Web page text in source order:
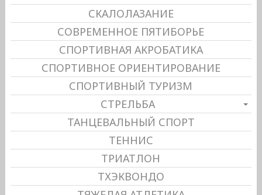
СКАЛОЛАЗАНИЕ
СОВРЕМЕННОЕ ПЯТИБОРЬЕ
СПОРТИВНАЯ АКРОБАТИКА
СПОРТИВНОЕ ОРИЕНТИРОВАНИЕ
СПОРТИВНЫЙ ТУРИЗМ
СТРЕЛЬБА
ТАНЦЕВАЛЬНЫЙ СПОРТ
ТЕННИС
ТРИАТЛОН
ТХЭКВОНДО